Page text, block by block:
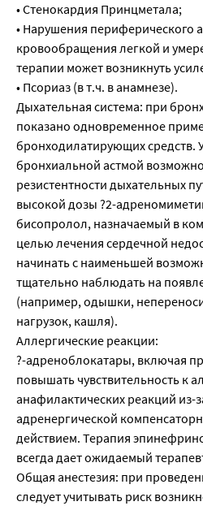
• Стенокардия Принцметала;
• Нарушения периферического
кровообращения легкой и
терапии может возникнуть
• Псориаз (в т.ч. в анамнезе).
Дыхательная система: при
показано одновременное
бронходилатирующих средств.
бронхиальной астмой
резистентности дыхательных
высокой дозы ?2-
бисопролол, назначаемый в
целью лечения сердечной
начинать с наименьшей
тщательно наблюдать на
(например, одышки,
нагрузок, кашля).
Аллергические реакции:
?-адреноблокатары, включая
повышать чувствительность к
анафилактических реакций из-
адренергической
действием. Терапия
всегда дает ожидаемый
Общая анестезия: при
следует учитывать риск